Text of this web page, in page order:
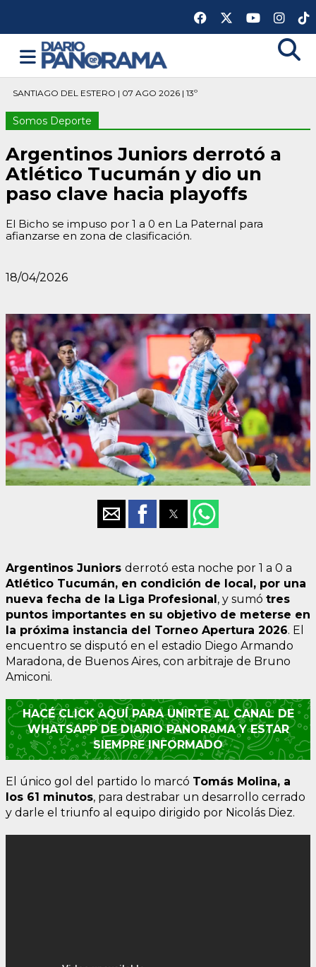
SANTIAGO DEL ESTERO | 07 AGO 2026 | 13º
Somos Deporte
Argentinos Juniors derrotó a
Atlético Tucumán y dio un
paso clave hacia playoffs
El Bicho se impuso por 1 a 0 en La Paternal para
afianzarse en zona de clasificación.
18/04/2026
Argentinos Juniors derrotó esta noche por 1 a 0 a
Atlético Tucumán, en condición de local, por una
nueva fecha de la Liga Profesional, y sumó tres
puntos importantes en su objetivo de meterse en
la próxima instancia del Torneo Apertura 2026. El
encuentro se disputó en el estadio Diego Armando
Maradona, de Buenos Aires, con arbitraje de Bruno
Amiconi.
HACÉ CLICK AQUÍ PARA UNIRTE AL CANAL DE
WHATSAPP DE DIARIO PANORAMA Y ESTAR
SIEMPRE INFORMADO
El único gol del partido lo marcó Tomás Molina, a
los 61 minutos, para destrabar un desarrollo cerrado
y darle el triunfo al equipo dirigido por Nicolás Diez.